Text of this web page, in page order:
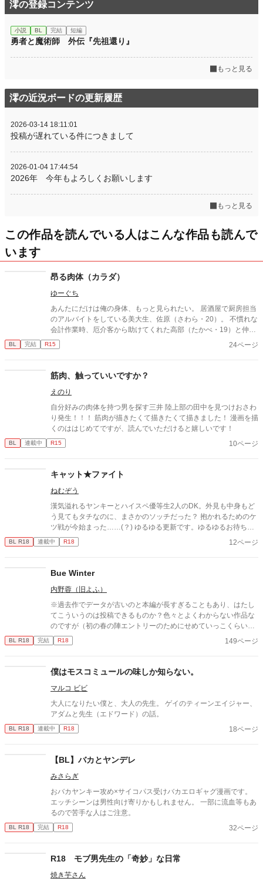
澪の登録コンテンツ
小説 BL 完結 短編
勇者と魔術師 外伝『先祖還り』
もっと見る
澪の近況ボードの更新履歴
2026-03-14 18:11:01
投稿が遅れている件につきまして
2026-01-04 17:44:54
2026年 今年もよろしくお願いします
もっと見る
この作品を読んでいる人はこんな作品も読んで
います
昂る肉体（カラダ）
ゆーぐち
あんたにだけは俺の身体、もっと見られたい。 居酒屋で厨房担当
のアルバイトをしている美大生、佐原（さわら・20）。 不慣れな
会計作業時、厄介客から助けてくれた高部（たかべ・19）と仲良
くなっていく日々のなか、 本分である大学の授業に現れたのは―
―。 ※24ページの読切漫画、最後の4ページが性描写を含むため
好きな解釈で読んで頂ければ幸いです※
BL 完結 R15 24ページ
筋肉、触っていいですか？
えのり
自分好みの肉体を持つ男を探す三井 陸上部の田中を見つけおさわ
り発生！！！ 筋肉が描きたくて描きたくて描きました！ 漫画を描
くのははじめてですが、読んでいただけると嬉しいです！
BL 連載中 R15 10ページ
キャット★ファイト
ねむぞう
漢気溢れるヤンキーとハイスペ優等生2人のDK。外見も中身もど
う見てもタチなのに、まさかのソッチだった？ 抱かれるためのケ
ツ戦が今始まった……(？) ゆるゆる更新です。ゆるゆるお待ち下
さいませ☆
BL R18 連載中 R18 12ページ
Bue Winter
内野蓉（旧よふ）
※過去作でデータが古いのと本編が長すぎることもあり、はたし
てこういうのは投稿できるものか？色々とよくわからない作品な
のですが（初の春の陣エントリーのためにせめていっこくらい未
投稿作をと思い）とりあえず上げてみます。もし問題ありそうな
ら取り下げますので…。 過去、初参加のコミケで前半だけ紙で頒
す。長くかかった分だけあって自分的には思い入れの深い作品で
す。 内容は金融経済モノとややマニアックですが、一応（これは
段階としてはR15でいいのかな？悩みます…）BLっぽい箇所もあ
ります。投資銀行とか、インベストメントバンカーとかってわか
る人いますかね？？大体あのへんのお話で、後に凄腕のファンド
になって舞い戻ってくる或る日本人男性がまだ若い頃、米国NYで
らなくなっているので、セリフの文字とか小さくてすいません。
あと自分が猛烈に背景作画が苦手な人なので、モヤッとしてると
ると色々な意味でつたないところも多い作品ですが、作者として
はとても頑張って描いていた記憶はあるので、今回も目を止めて
下さった方にはお楽しみいただけるとありがたいです。
BL R18 完結 R18 149ページ
僕はモスコミュールの味しか知らない。
マルコ ビビ
大人になりたい僕と、大人の先生。 ゲイのティーンエイジャー、
アダムと先生（エドワード）の話。
BL R18 連載中 R18 18ページ
【BL】バカとヤンデレ
みさらぎ
おバカヤンキー攻め×サイコパス受けバカエロギャグ漫画です。
エッチシーンは男性向け寄りかもしれません。 一部に流血等もあ
るので苦手な人はご注意。
BL R18 完結 R18 32ページ
R18 モブ男先生の「奇妙」な日常
焼き芋さん